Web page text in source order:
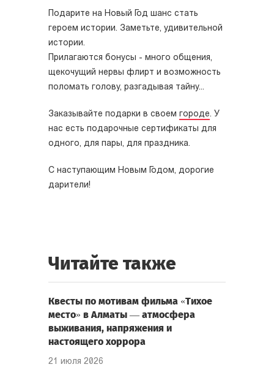
Подарите на Новый Год шанс стать
героем истории. Заметьте, удивительной
истории.
Прилагаются бонусы - много общения,
щекочущий нервы флирт и возможность
поломать голову, разгадывая тайну...
Заказывайте подарки в своем городе. У
нас есть подарочные сертификаты для
одного, для пары, для праздника.
С наступающим Новым Годом, дорогие
дарители!
Читайте также
Квесты по мотивам фильма «Тихое
место» в Алматы — атмосфера
выживания, напряжения и
настоящего хоррора
21 июля 2026